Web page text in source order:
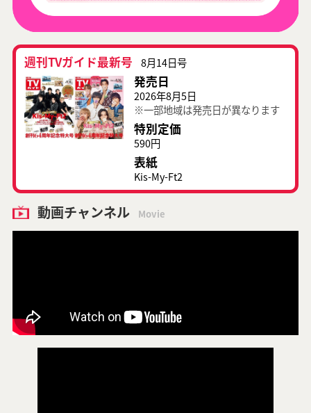
週刊TVガイド最新号 8月14日号
発売日
2026年8月5日
※一部地域は発売日が異なります
特別定価
590円
表紙
Kis-My-Ft2
動画チャンネル Movie